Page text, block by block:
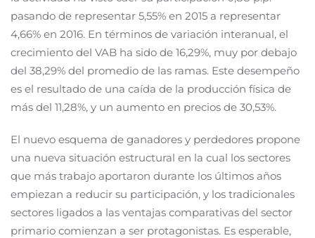
pasando de representar 5,55% en 2015 a representar
4,66% en 2016. En términos de variación interanual, el
crecimiento del VAB ha sido de 16,29%, muy por debajo
del 38,29% del promedio de las ramas. Este desempeño
es el resultado de una caída de la producción física de
más del 11,28%, y un aumento en precios de 30,53%.
El nuevo esquema de ganadores y perdedores propone
una nueva situación estructural en la cual los sectores
que más trabajo aportaron durante los últimos años
empiezan a reducir su participación, y los tradicionales
sectores ligados a las ventajas comparativas del sector
primario comienzan a ser protagonistas. Es esperable,